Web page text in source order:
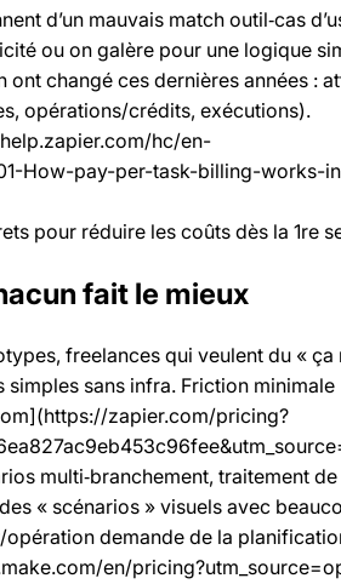
d’un mauvais match outil‑cas
ou on galère pour une logique
changé ces dernières années :
opérations/crédits, exécutions).
hc/en-
How-pay-per-task-billing-works-
pour réduire les coûts dès la 1re
fait le mieux
freelances qui veulent du « ça
simples sans infra. Friction minimale
zapier.com/pricing?
multi‑branchement, traitement de
« scénarios » visuels avec
opération demande de la
en/